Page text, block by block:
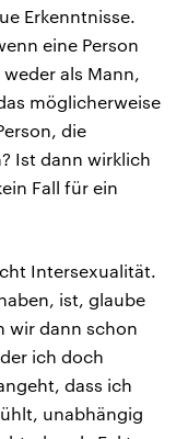
Erkenntnisse.
eine Person
als Mann,
möglicherweise
die
Ist dann wirklich
Fall für ein
Intersexualität.
ist, glaube
wir dann schon
ich doch
dass ich
unabhängig